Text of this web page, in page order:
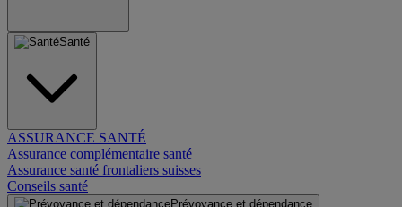
Santé
ASSURANCE SANTÉ
Assurance complémentaire santé
Assurance santé frontaliers suisses
Conseils santé
Prévoyance et dépendance